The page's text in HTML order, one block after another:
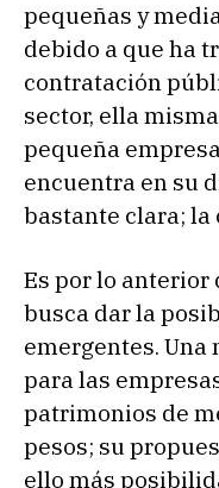
pequeñas y
debido a que ha
contratación
sector, ella
pequeña
encuentra en su
bastante clara; la
Es por lo anterior
busca dar la
emergentes.
para las
patrimonios de
pesos; su
ello más